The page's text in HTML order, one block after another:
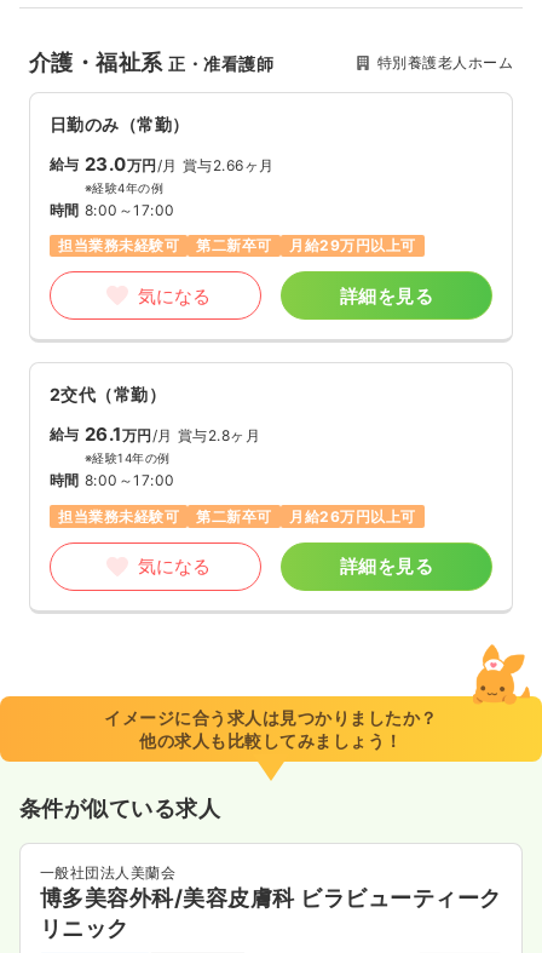
介護・福祉系正・准看護師 特別養護老人ホーム
日勤のみ（常勤）
給与 23.0万円/月 賞与2.66ヶ月
※経験4年の例
時間 8:00～17:00
担当業務未経験可
第二新卒可 月給29万円以上可
気になる 詳細を見る
2交代（常勤）
給与 26.1万円/月 賞与2.8ヶ月
※経験14年の例
時間 8:00～17:00
担当業務未経験可
第二新卒可 月給26万円以上可
気になる 詳細を見る
イメージに合う求人は見つかりましたか？
他の求人も比較してみましょう！
条件が似ている求人
一般社団法人美蘭会
博多美容外科/美容皮膚科 ビラビューティーク
リニック